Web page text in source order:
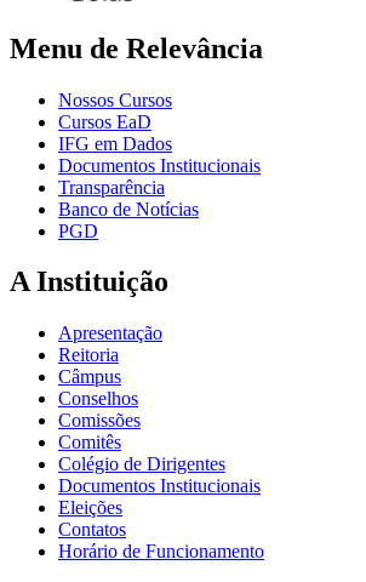
Menu de Relevância
Nossos Cursos
Cursos EaD
IFG em Dados
Documentos Institucionais
Transparência
Banco de Notícias
PGD
A Instituição
Apresentação
Reitoria
Câmpus
Conselhos
Comissões
Comitês
Colégio de Dirigentes
Documentos Institucionais
Eleições
Contatos
Horário de Funcionamento